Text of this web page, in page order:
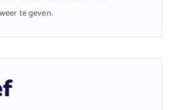
te geven.